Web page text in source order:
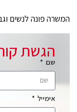
המשרה פונה לנשים
הגשת
שם
אימייל